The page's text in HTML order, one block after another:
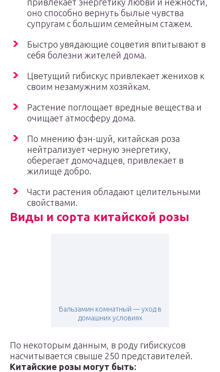
привлекает энергетику любви и нежности,
оно способно вернуть былые чувства
супругам с большим семейным стажем.
Быстро увядающие соцветия впитывают в
себя болезни жителей дома.
Цветущий гибискус привлекает женихов к
своим незамужним хозяйкам.
Растение поглощает вредные вещества и
очищает атмосферу дома.
По мнению фэн-шуй, китайская роза
нейтрализует черную энергетику,
оберегает домочадцев, привлекает в
жилище добро.
Части растения обладают целительными
свойствами.
Виды и сорта китайской розы
Бальзамин комнатный — уход в
домашних условиях
По некоторым данным, в роду гибискусов
насчитывается свыше 250 представителей.
Китайские розы могут быть: